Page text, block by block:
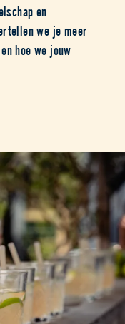
en
we je meer
hoe we jouw